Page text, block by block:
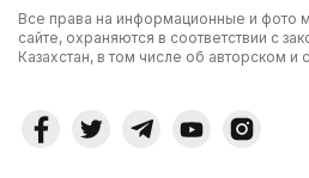
Все права на информационные и фото
сайте, охраняются в соответствии с
Казахстан, в том числе об авторском